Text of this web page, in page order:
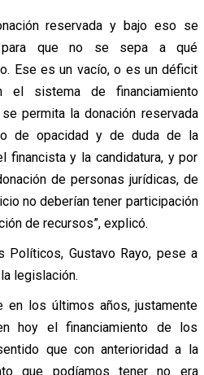
reservada y bajo eso se
para que no se sepa a qué
Ese es un vacío, o es un déficit
el sistema de financiamiento
permita la donación reservada
de opacidad y de duda de la
financista y la candidatura, y por
de personas jurídicas, de
no deberían tener participación
de recursos”, explicó.
Políticos, Gustavo Rayo, pese a
legislación.
en los últimos años, justamente
hoy el financiamiento de los
que con anterioridad a la
que podíamos tener no era